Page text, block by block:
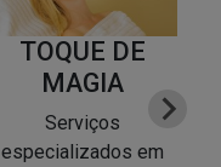
TOQUE DE
MAGIA
Serviços
especializados em